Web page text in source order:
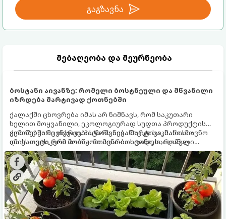
გაგზავნა
მებაღეობა და მეურნეობა
ბოსტანი აივანზე: რომელი ბოსტნეული და მწვანილი
იზრდება მარტივად ქოთნებში
ქალაქში ცხოვრება იმას არ ნიშნავს, რომ საკუთარი
ხელით მოყვანილი, ეკოლოგიურად სუფთა პროდუქტის
გემოზე უარი თქვათ. პატარა აივანიც კი საკმარისია
იმისათვის, რომ მოიწყოთ მინი-ბოსტანი, საიდანაც
ყოველდღიურად ახალ, არომატულ მწვანილსა და
ბოსტნეულს მოკრეფთ.
ქოთნებში მცენარეების მოშენება მარტივი, სასიამოვნო
და ესთეტიკური ჰობია. მთავარია იცოდეთ, რომელი
კულტურები ეგუებიან ქოთნის პირობებს ყველაზე კარგად
და როგორ მოუაროთ მათ სწორად.